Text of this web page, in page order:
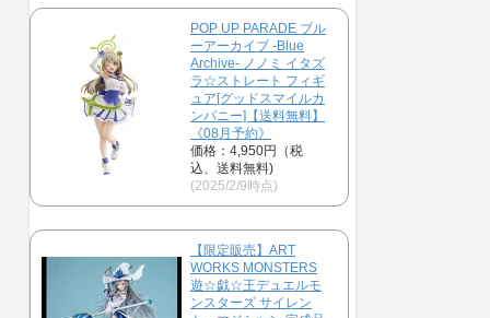
POP UP PARADE ブル
ーアーカイブ -Blue
Archive- ノノミ イタズ
ラ☆ストレート フィギ
ュア[グッドスマイルカ
ンパニー]【送料無料】
《08月予約》
価格：4,950円（税
込、送料無料)
(2025/2/9時点)
【限定販売】ART
WORKS MONSTERS
遊☆戯☆王デュエルモ
ンスターズ サイレン